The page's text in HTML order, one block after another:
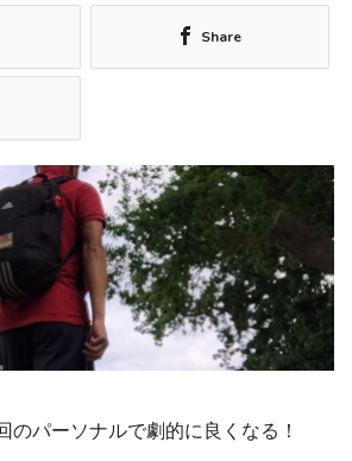
Share
のパーソナルで劇的に良くなる！